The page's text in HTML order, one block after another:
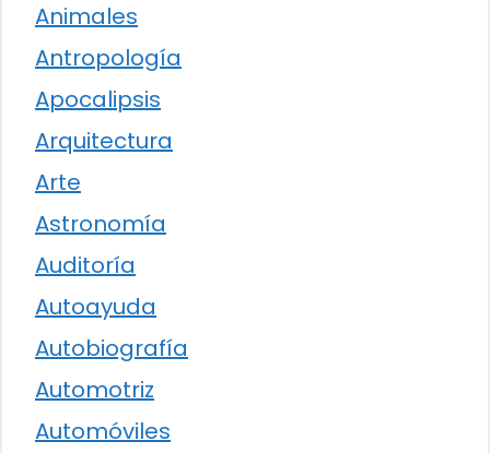
Animales
Antropología
Apocalipsis
Arquitectura
Arte
Astronomía
Auditoría
Autoayuda
Autobiografía
Automotriz
Automóviles